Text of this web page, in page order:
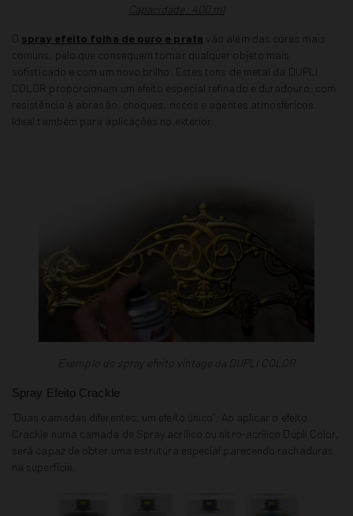
Capacidade: 400 ml
O spray efeito folha de ouro e prata vão além das cores mais
comuns, pelo que conseguem tornar qualquer objeto mais
sofisticado e com um novo brilho. Estes tons de metal da DUPLI
COLOR proporcionam um efeito especial refinado e duradouro, com
resistência à abrasão, choques, riscos e agentes atmosféricos.
Ideal também para aplicações no exterior.
Exemplo do spray efeito vintage da DUPLI COLOR
Spray Efeito Crackle
“Duas camadas diferentes, um efeito único”. Ao aplicar o efeito
Crackle numa camada de Spray acrílico ou nitro-acrílico Dupli Color,
será capaz de obter uma estrutura especial parecendo rachaduras
na superfície.